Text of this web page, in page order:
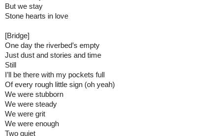
But we stay
Stone hearts in love
[Bridge]
One day the riverbed’s empty
Just dust and stories and time
Still
I’ll be there with my pockets full
Of every rough little sign (oh yeah)
We were stubborn
We were steady
We were grit
We were enough
Two quiet